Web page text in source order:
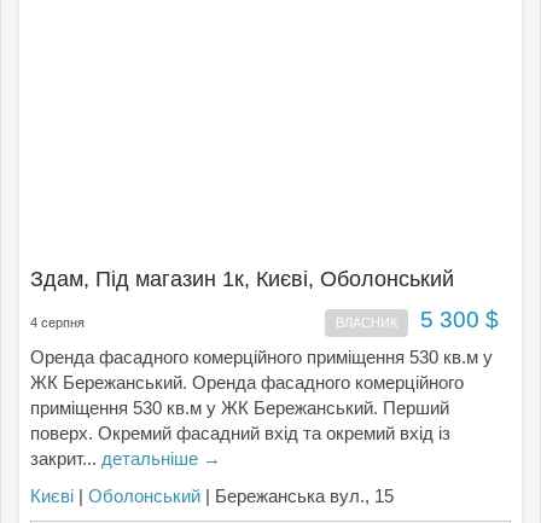
Здам, Під магазин 1к, Києвi, Оболонський
4 серпня ВЛАСНИК 5 300 $
Оренда фасадного комерційного приміщення 530 кв.м у
ЖК Бережанський. Оренда фасадного комерційного
приміщення 530 кв.м у ЖК Бережанський. Перший
поверх. Окремий фасадний вхід та окремий вхід із
закрит... детальніше →
Києвi | Оболонський | Бережанська вул., 15